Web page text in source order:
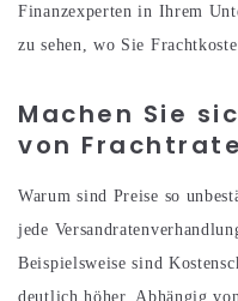
Finanzexperten in Ihrem
zu sehen, wo Sie
Machen Sie
von
Warum sind Preise so
jede
Beispielsweise sind
deutlich höher. Abhängig